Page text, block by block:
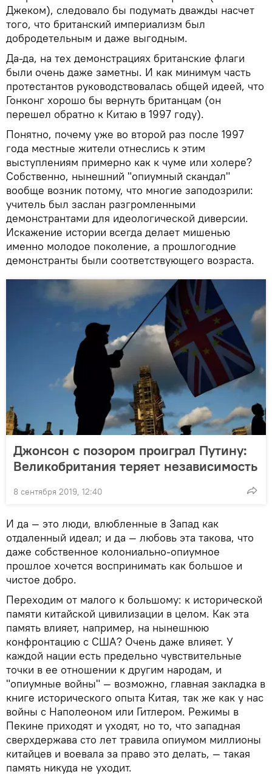
Джеком), следовало бы подумать дважды насчет
того, что британский империализм был
добродетельным и даже выгодным.
Да-да, на тех демонстрациях британские флаги
были очень даже заметны. И как минимум часть
протестантов руководствовалась общей идеей, что
Гонконг хорошо бы вернуть британцам (он
перешел обратно к Китаю в 1997 году).
Понятно, почему уже во второй раз после 1997
года местные жители отнеслись к этим
выступлениям примерно как к чуме или холере?
Собственно, нынешний "опиумный скандал"
вообще возник потому, что многие заподозрили:
учитель был заслан разгромленными
демонстрантами для идеологической диверсии.
Искажение истории всегда делает мишенью
именно молодое поколение, а прошлогодние
демонстранты были соответствующего возраста.
Джонсон с позором проиграл Путину:
Великобритания теряет независимость
8 сентября 2019, 12:40
И да — это люди, влюбленные в Запад как
отдаленный идеал; и да — любовь эта такова, что
даже собственное колониально-опиумное
прошлое хочется воспринимать как большое и
чистое добро.
Переходим от малого к большому: к исторической
памяти китайской цивилизации в целом. Как эта
память влияет, например, на нынешнюю
конфронтацию с США? Очень даже влияет. У
каждой нации есть предельно чувствительные
точки в ее отношении к другим народам, и
"опиумные войны" — возможно, главная закладка в
книге исторического опыта Китая, так же как у нас
войны с Наполеоном или Гитлером. Режимы в
Пекине приходят и уходят, но то, что западная
сверхдержава сто лет травила опиумом миллионы
китайцев и воевала за право это делать, — такая
память никуда не уходит.